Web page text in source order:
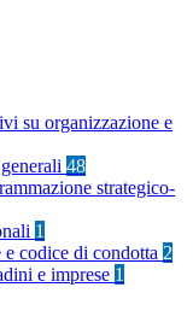
su organizzazione e
48
strategico-
1
codice di condotta 2
e imprese 1